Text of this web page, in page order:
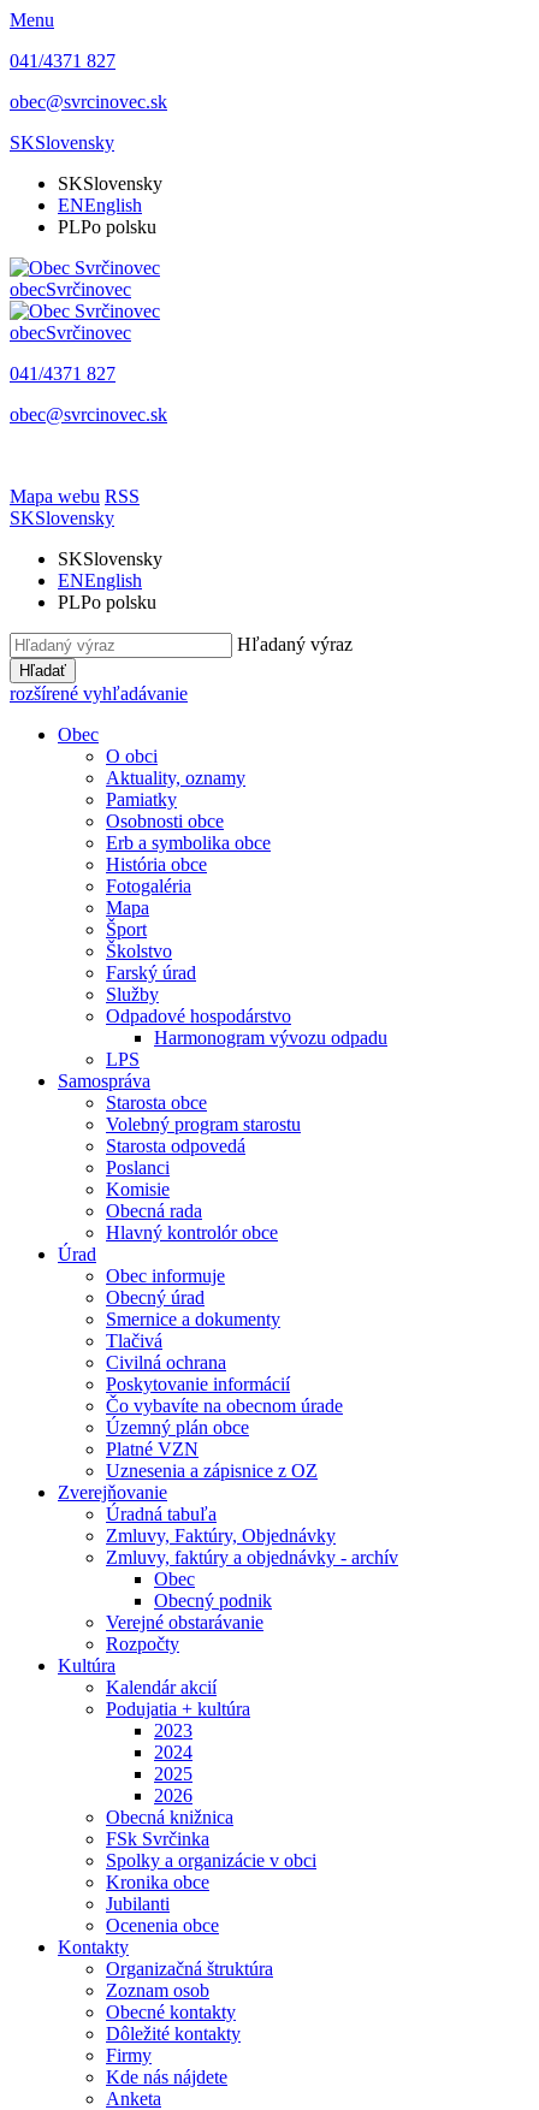
Menu
041/4371 827
obec@svrcinovec.sk
SKSlovensky
SKSlovensky
ENEnglish
PLPo polsku
obecSvrčinovec
obecSvrčinovec
041/4371 827
obec@svrcinovec.sk
Mapa webu RSS
SKSlovensky
SKSlovensky
ENEnglish
PLPo polsku
Hľadaný výraz
Hľadať
rozšírené vyhľadávanie
Obec
O obci
Aktuality, oznamy
Pamiatky
Osobnosti obce
Erb a symbolika obce
História obce
Fotogaléria
Mapa
Šport
Školstvo
Farský úrad
Služby
Odpadové hospodárstvo
Harmonogram vývozu odpadu
LPS
Samospráva
Starosta obce
Volebný program starostu
Starosta odpovedá
Poslanci
Komisie
Obecná rada
Hlavný kontrolór obce
Úrad
Obec informuje
Obecný úrad
Smernice a dokumenty
Tlačivá
Civilná ochrana
Poskytovanie informácií
Čo vybavíte na obecnom úrade
Územný plán obce
Platné VZN
Uznesenia a zápisnice z OZ
Zverejňovanie
Úradná tabuľa
Zmluvy, Faktúry, Objednávky
Zmluvy, faktúry a objednávky - archív
Obec
Obecný podnik
Verejné obstarávanie
Rozpočty
Kultúra
Kalendár akcií
Podujatia + kultúra
2023
2024
2025
2026
Obecná knižnica
FSk Svrčinka
Spolky a organizácie v obci
Kronika obce
Jubilanti
Ocenenia obce
Kontakty
Organizačná štruktúra
Zoznam osob
Obecné kontakty
Dôležité kontakty
Firmy
Kde nás nájdete
Anketa